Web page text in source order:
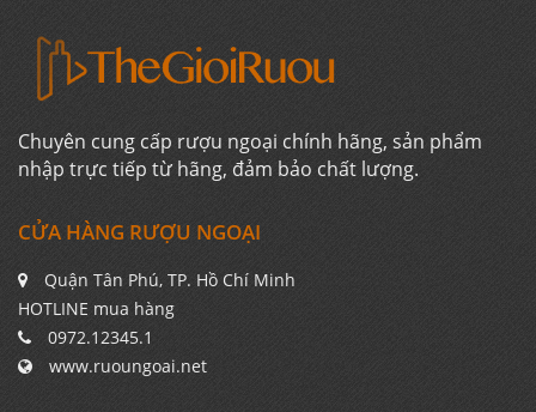
Chuyên cung cấp rượu ngoại chính hãng, sản phẩm
nhập trực tiếp từ hãng, đảm bảo chất lượng.
CỬA HÀNG RƯỢU NGOẠI
Quận Tân Phú, TP. Hồ Chí Minh
HOTLINE mua hàng
0972.12345.1
www.ruoungoai.net